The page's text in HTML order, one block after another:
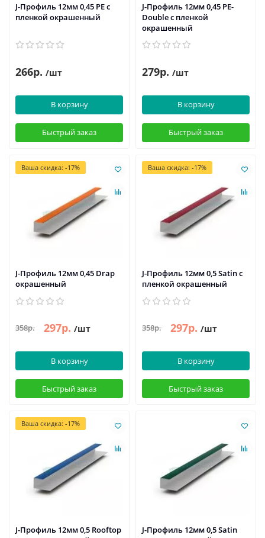
J-Профиль 12мм 0,45 PE с
пленкой окрашенный
266р. /шт
В корзину
Быстрый заказ
J-Профиль 12мм 0,45 PE-
Double с пленкой
окрашенный
279р. /шт
В корзину
Быстрый заказ
Ваша скидка: -17%
J-Профиль 12мм 0,45 Drap
окрашенный
358р. 297р. /шт
В корзину
Быстрый заказ
Ваша скидка: -17%
J-Профиль 12мм 0,5 Satin с
пленкой окрашенный
358р. 297р. /шт
В корзину
Быстрый заказ
Ваша скидка: -17%
J-Профиль 12мм 0,5 Rooftop
J-Профиль 12мм 0,5 Satin